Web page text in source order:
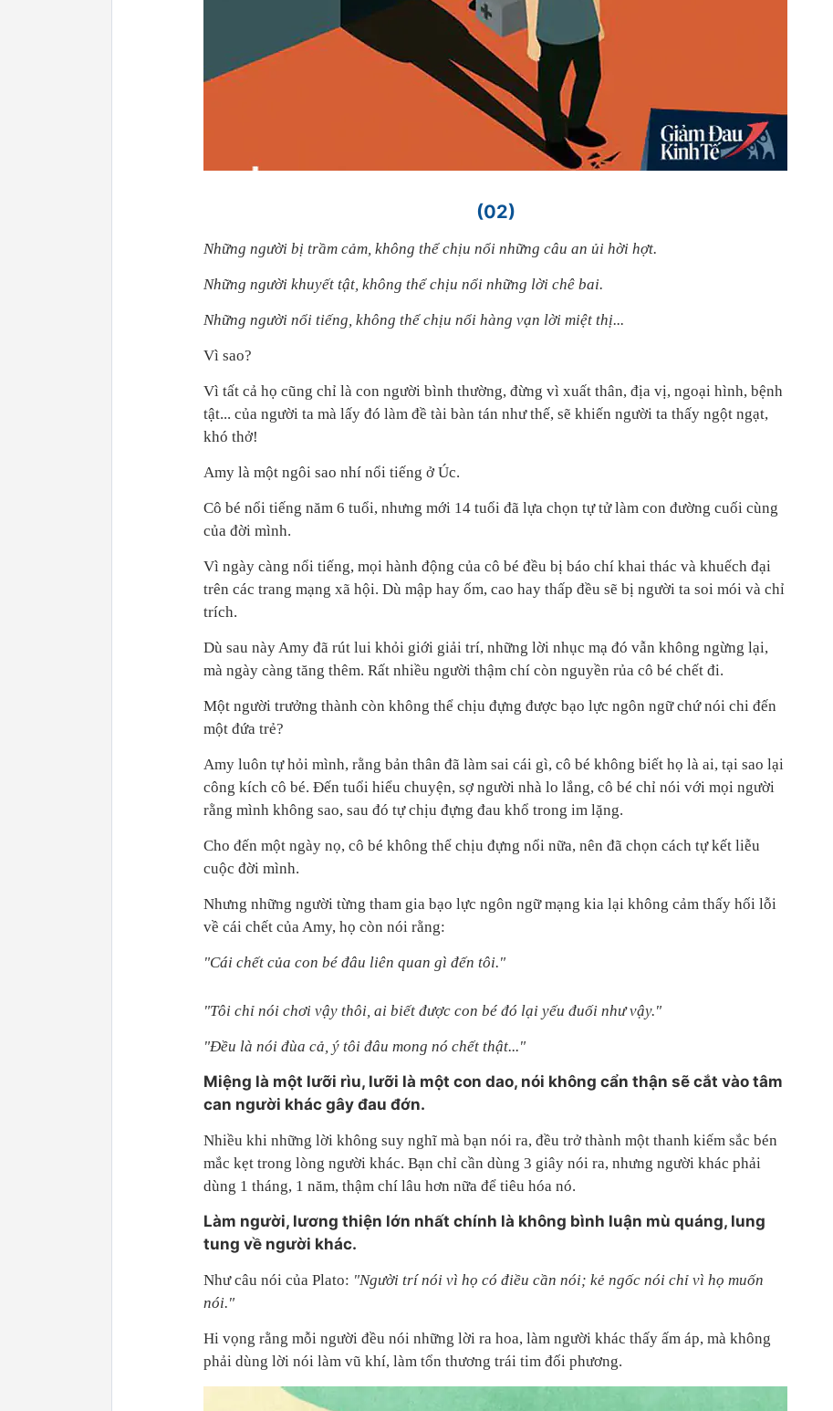
(02)
Những người bị trầm cảm, không thể chịu nổi những câu an ủi hời hợt.
Những người khuyết tật, không thể chịu nổi những lời chê bai.
Những người nổi tiếng, không thể chịu nổi hàng vạn lời miệt thị...
Vì sao?
Vì tất cả họ cũng chỉ là con người bình thường, đừng vì xuất thân, địa vị, ngoại hình, bệnh
tật... của người ta mà lấy đó làm đề tài bàn tán như thế, sẽ khiến người ta thấy ngột ngạt,
khó thở!
Amy là một ngôi sao nhí nổi tiếng ở Úc.
Cô bé nổi tiếng năm 6 tuổi, nhưng mới 14 tuổi đã lựa chọn tự tử làm con đường cuối cùng
của đời mình.
Vì ngày càng nổi tiếng, mọi hành động của cô bé đều bị báo chí khai thác và khuếch đại
trên các trang mạng xã hội. Dù mập hay ốm, cao hay thấp đều sẽ bị người ta soi mói và chỉ
trích.
Dù sau này Amy đã rút lui khỏi giới giải trí, những lời nhục mạ đó vẫn không ngừng lại,
mà ngày càng tăng thêm. Rất nhiều người thậm chí còn nguyền rủa cô bé chết đi.
Một người trưởng thành còn không thể chịu đựng được bạo lực ngôn ngữ chứ nói chi đến
một đứa trẻ?
Amy luôn tự hỏi mình, rằng bản thân đã làm sai cái gì, cô bé không biết họ là ai, tại sao lại
công kích cô bé. Đến tuổi hiểu chuyện, sợ người nhà lo lắng, cô bé chỉ nói với mọi người
rằng mình không sao, sau đó tự chịu đựng đau khổ trong im lặng.
Cho đến một ngày nọ, cô bé không thể chịu đựng nổi nữa, nên đã chọn cách tự kết liễu
cuộc đời mình.
Nhưng những người từng tham gia bạo lực ngôn ngữ mạng kia lại không cảm thấy hối lỗi
về cái chết của Amy, họ còn nói rằng:
"Cái chết của con bé đâu liên quan gì đến tôi."
"Tôi chỉ nói chơi vậy thôi, ai biết được con bé đó lại yếu đuối như vậy."
"Đều là nói đùa cả, ý tôi đâu mong nó chết thật..."
Miệng là một lưỡi rìu, lưỡi là một con dao, nói không cẩn thận sẽ cắt vào tâm
can người khác gây đau đớn.
Nhiều khi những lời không suy nghĩ mà bạn nói ra, đều trở thành một thanh kiếm sắc bén
mắc kẹt trong lòng người khác. Bạn chỉ cần dùng 3 giây nói ra, nhưng người khác phải
dùng 1 tháng, 1 năm, thậm chí lâu hơn nữa để tiêu hóa nó.
Làm người, lương thiện lớn nhất chính là không bình luận mù quáng, lung
tung về người khác.
Như câu nói của Plato: "Người trí nói vì họ có điều cần nói; kẻ ngốc nói chỉ vì họ muốn
nói."
Hi vọng rằng mỗi người đều nói những lời ra hoa, làm người khác thấy ấm áp, mà không
phải dùng lời nói làm vũ khí, làm tổn thương trái tim đối phương.